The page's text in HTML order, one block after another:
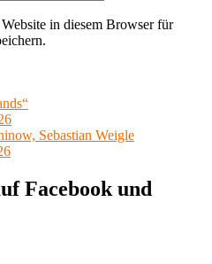
in diesem Browser für
Sebastian Weigle
Facebook und